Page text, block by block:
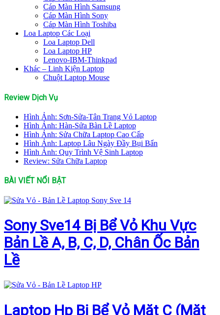
Cáp Màn Hình Samsung
Cáp Màn Hình Sony
Cáp Màn Hình Toshiba
Loa Laptop Các Loại
Loa Laptop Dell
Loa Laptop HP
Lenovo-IBM-Thinkpad
Khác – Linh Kiện Laptop
Chuột Laptop Mouse
Review Dịch Vụ
Hình Ảnh: Sơn-Sửa-Tân Trang Vỏ Laptop
Hình Ảnh: Hàn-Sửa Bàn Lề Laptop
Hình Ảnh: Sửa Chữa Laptop Cao Cấp
Hình Ảnh: Laptop Lâu Ngày Đầy Bụi Bẩn
Hình Ảnh: Quy Trình Vệ Sinh Laptop
Review: Sửa Chữa Laptop
BÀI VIẾT NỔI BẬT
Sony Sve14 Bị Bể Vỏ Khu Vực
Bản Lề A, B, C, D, Chân Ốc Bản
Lề
Laptop Hp Bị Bể Vỏ Mặt C (Mặt